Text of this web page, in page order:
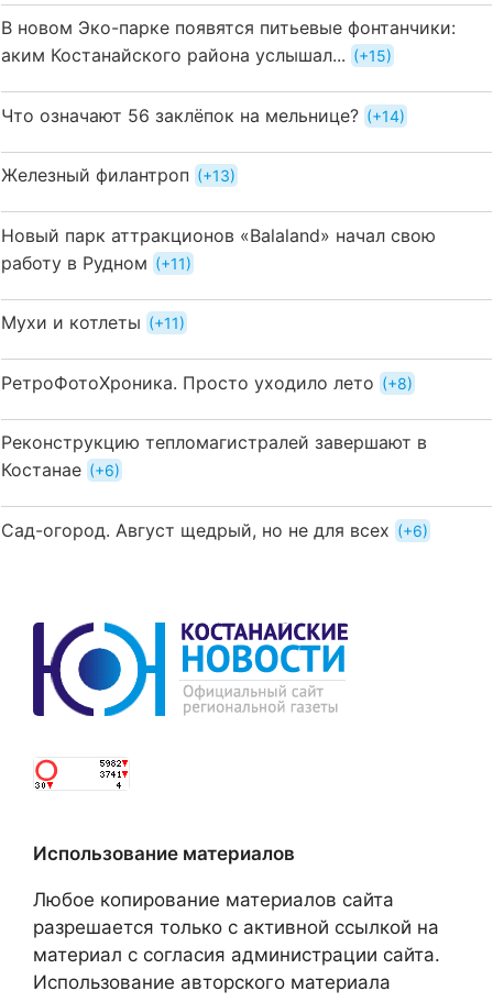
В новом Эко-парке появятся питьевые фонтанчики:
аким Костанайского района услышал...
+15
Что означают 56 заклёпок на мельнице? +14
Железный филантроп +13
Новый парк аттракционов «Balaland» начал свою
работу в Рудном
+11
Мухи и котлеты +11
РетроФотоХроника. Просто уходило лето +8
Реконструкцию тепломагистралей завершают в
Костанае
+6
Сад-огород. Август щедрый, но не для всех +6
Использование материалов
Любое копирование материалов сайта
разрешается только с активной ссылкой на
материал с согласия администрации сайта.
Использование авторского материала